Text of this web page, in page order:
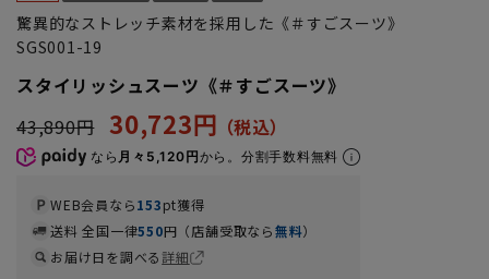
驚異的なストレッチ素材を採用した《＃すごスーツ》
SGS001-19
スタイリッシュスーツ《＃すごスーツ》
43,890円 30,723円
なら 月々5,120円から。分割手数料無料
WEB会員なら153pt獲得
送料 全国一律550円（店舗受取なら無料）
お届け日を調べる詳細